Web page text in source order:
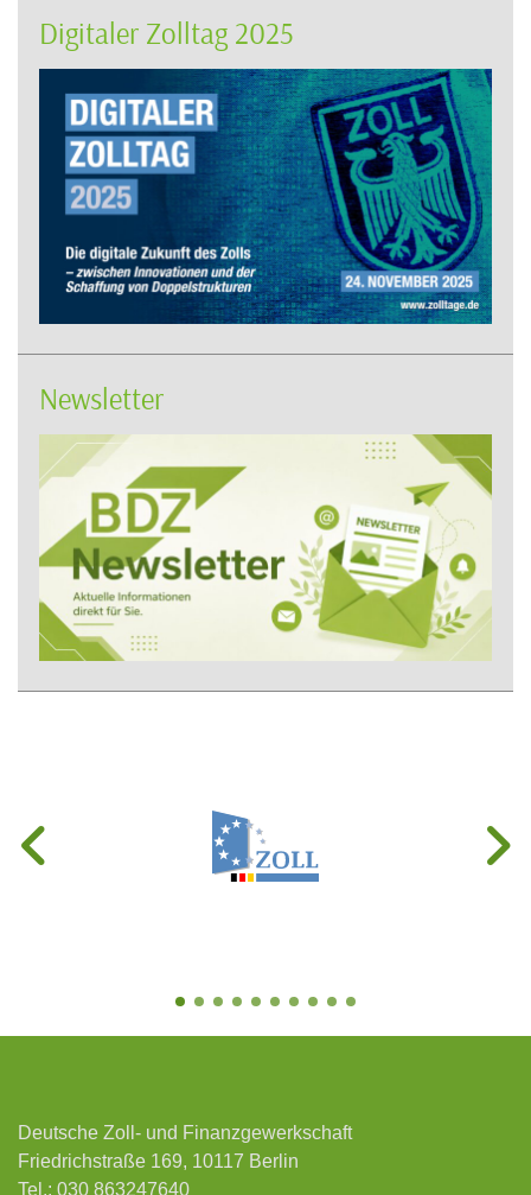
Digitaler Zolltag 2025
Newsletter
Deutsche Zoll- und Finanzgewerkschaft
Friedrichstraße 169, 10117 Berlin
Tel.: 030 863247640